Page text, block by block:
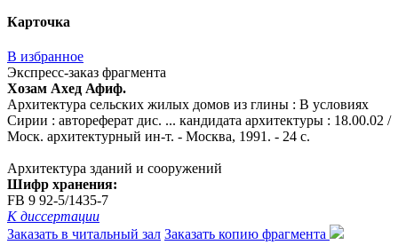
Карточка
В избранное
Экспресс-заказ фрагмента
Хозам Ахед Афиф.
Архитектура сельских жилых домов из глины : В условиях
Сирии : автореферат дис. ... кандидата архитектуры : 18.00.02 /
Моск. архитектурный ин-т. - Москва, 1991. - 24 с.
Архитектура зданий и сооружений
Шифр хранения:
FB 9 92-5/1435-7
К диссертации
Заказать в читальный зал Заказать копию фрагмента